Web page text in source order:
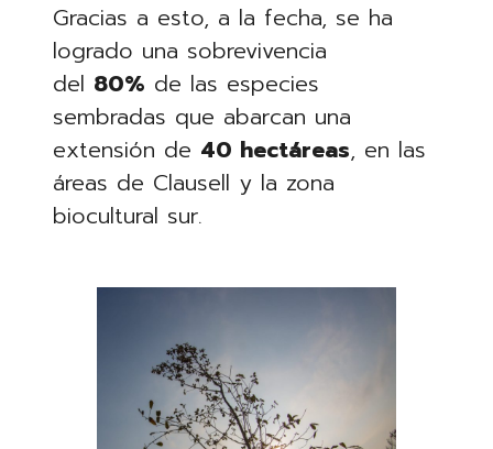
Gracias a esto, a la fecha, se ha
logrado una sobrevivencia
del 80% de las especies
sembradas que abarcan una
extensión de 40 hectáreas, en las
áreas de Clausell y la zona
biocultural sur.